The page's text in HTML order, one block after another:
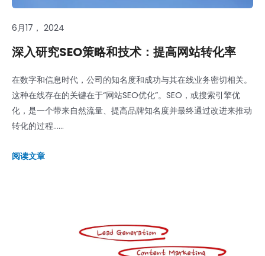
6月17， 2024
深入研究SEO策略和技术：提高网站转化率
在数字和信息时代，公司的知名度和成功与其在线业务密切相关。
这种在线存在的关键在于“网站SEO优化”。SEO，或搜索引擎优
化，是一个带来自然流量、提高品牌知名度并最终通过改进来推动
转化的过程......
阅读文章